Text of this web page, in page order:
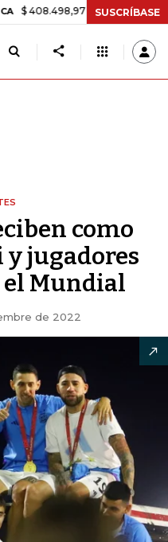
+$ 8.753,81 +2,19%
SUSCRÍBASE
como
y jugadores
Mundial
de 2022